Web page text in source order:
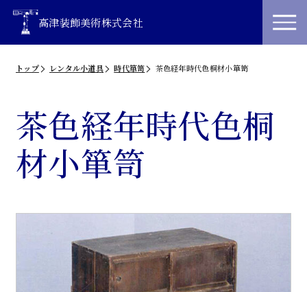
高津装飾美術株式会社
トップ レンタル小道具 時代箪笥 茶色経年時代色桐材小箪笥
茶色経年時代色桐
材小箪笥